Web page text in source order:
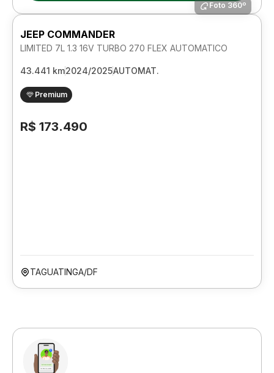
Foto 360º
JEEP COMMANDER
LIMITED 7L 1.3 16V TURBO 270 FLEX AUTOMATICO
43.441 km2024/2025AUTOMAT.
Premium
R$ 173.490
TAGUATINGA/DF